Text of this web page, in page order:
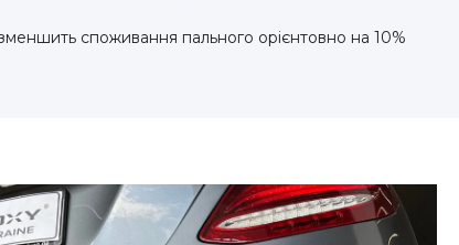
споживання пального орієнтовно на 10%